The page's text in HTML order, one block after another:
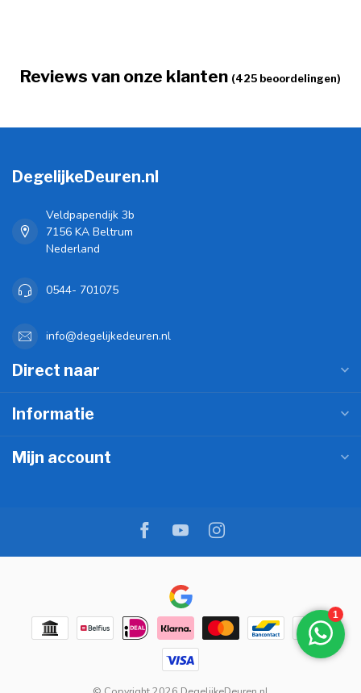
Reviews van onze klanten (425 beoordelingen)
DegelijkeDeuren.nl
Veldpapendijk 3b
7156 KA Beltrum
Nederland
0544- 701075
info@degelijkedeuren.nl
Direct naar
Informatie
Mijn account